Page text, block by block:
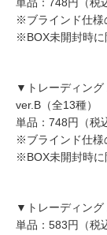
単品：748円（税
※ブラインド仕様
※BOX未開封時に
▼トレーディング
ver.B（全13種）
単品：748円（税
※ブラインド仕様
※BOX未開封時に
▼トレーディング
単品：583円（税